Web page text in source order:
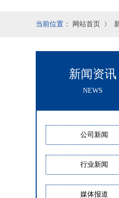
网站首页 》
当前位置：
NEWS
新闻资讯
公司新闻
行业新闻
媒体报道